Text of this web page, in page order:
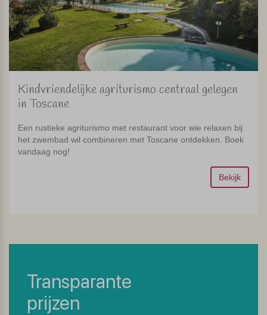
Kindvriendelijke agriturismo centraal gelegen
in Toscane
Een rustieke agriturismo met restaurant voor wie relaxen bij
het zwembad wil combineren met Toscane ontdekken. Boek
vandaag nog!
Bekijk
Transparante
prijzen